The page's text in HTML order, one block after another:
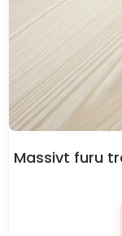
Massivt furu